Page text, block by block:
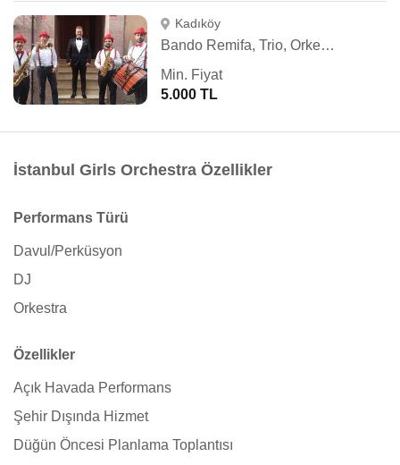
Kadıköy
Bando Remifa, Trio, Orkestra, Fasıl
Min. Fiyat
5.000 TL
İstanbul Girls Orchestra Özellikler
Performans Türü
Davul/Perküsyon
DJ
Orkestra
Özellikler
Açık Havada Performans
Şehir Dışında Hizmet
Düğün Öncesi Planlama Toplantısı